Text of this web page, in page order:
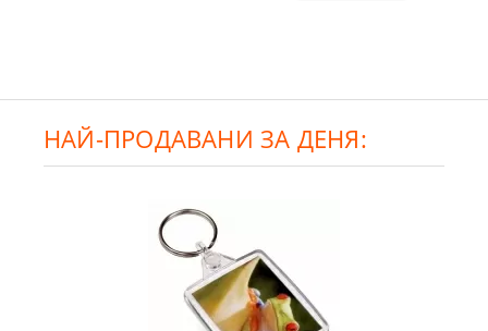
НАЙ-ПРОДАВАНИ ЗА ДЕНЯ: